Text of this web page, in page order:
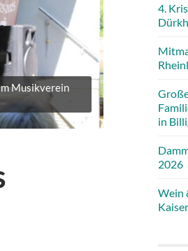
Musikverein
4.
in
2026
Wein